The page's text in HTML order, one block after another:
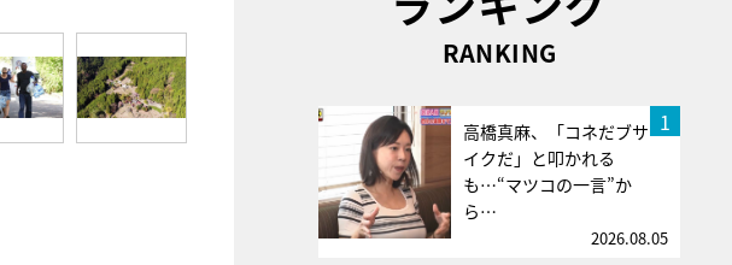
RANKING
1
高橋真麻、「コネだブサ
イクだ」と叩かれる
も…“マツコの一言”か
ら…
2026.08.05